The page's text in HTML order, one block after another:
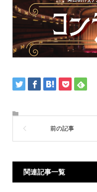
関連記事一覧